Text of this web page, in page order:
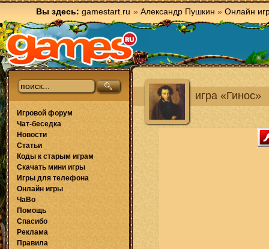
Вы здесь: gamestart.ru » Александр Пушкин » Онлайн
игра «Гинос»
Игровой форум
Чат-беседка
Новости
Статьи
Коды к старым играм
Скачать мини игры
Игры для телефона
Онлайн игры
ЧаВо
Помощь
Спасибо
Реклама
Правила